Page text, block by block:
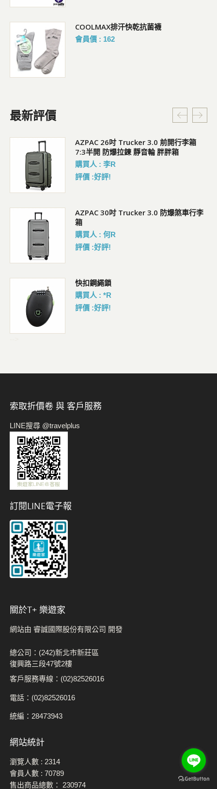
COOLMAX排汗快乾抗菌襪
會員價 : 162
最新評價
AZPAC 26吋 Trucker 3.0 前開行李箱
7:3半開 防爆拉鍊 靜音輪 胖胖箱
購買人 : 李R
評價 :好評!
AZPAC 30吋 Trucker 3.0 防爆煞車行李
箱
購買人 : 何R
評價 :好評!
快扣鋼繩鎖
購買人 : *R
評價 :好評!
索取折價卷 與 客戶服務
LINE搜尋 @travelplus
訂閱LINE電子報
關於t+ 樂遊家
網站由 睿誠國際股份有限公司 開發
總公司：(242)新北市新莊區
復興路三段47號2樓
客戶服務專線：(02)82526016
電話：(02)82526016
統編：28473943
網站統計
瀏覽人數 : 2314
會員人數 : 70789
售出商品總數： 230974